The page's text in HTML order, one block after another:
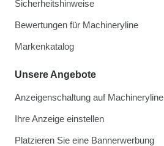
Sicherheitshinweise
Bewertungen für Machineryline
Markenkatalog
Unsere Angebote
Anzeigenschaltung auf Machineryline
Ihre Anzeige einstellen
Platzieren Sie eine Bannerwerbung